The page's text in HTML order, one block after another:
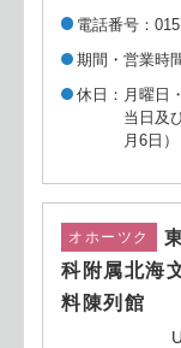
電話番号
期間・営業時
休日
月曜日
当日及
月6日）
オホーツク
科附属北海
料陳列館